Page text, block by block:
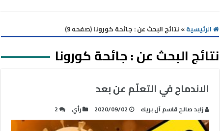
الرئيسية» نتائج البحث عن : جائحة كورونا (صفحه 9)
نتائج البحث عن :جائحة كورونا
الاندماج في التعلّم عن بعد
زايد صالح قاسم آل بريك 2020/09/02 رأي 2